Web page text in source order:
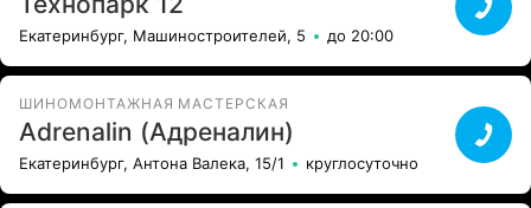
Екатеринбург, Машиностроителей, 5 до 20:00
ШИНОМОНТАЖНАЯ МАСТЕРСКАЯ
Adrenalin (Адреналин)
Екатеринбург, Антона Валека, 15/1 круглосуточно